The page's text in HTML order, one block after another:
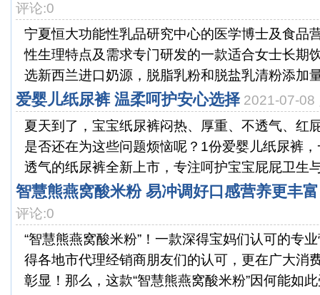
评论:0
宁夏恒大功能性乳品研究中心的医学博士及食品
性生理特点及需求专门研发的一款适合女士长期
选新西兰进口奶源，脱脂乳粉和脱盐乳清粉添加
爱婴儿纸尿裤 温柔呵护安心选择 2021-07-08
夏天到了，宝宝纸尿裤闷热、厚重、不透气、
是否还在为这些问题烦恼呢？1份爱婴儿纸尿裤
透气的纸尿裤全新上市，专注呵护宝宝屁屁卫生
智慧熊燕窝酸米粉 易冲调好口感营养更丰富
评论:0
“智慧熊燕窝酸米粉”！一款深得宝妈们认可的专
得各地市代理经销商朋友们的认可，更在广大消
彰显！那么，这款“智慧熊燕窝酸米粉”因何能如